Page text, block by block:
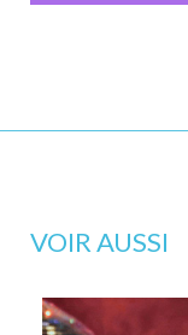
VOIR AUSSI